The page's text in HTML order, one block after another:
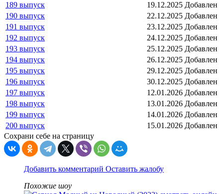
189 выпуск
19.12.2025 Добавлен
190 выпуск
22.12.2025 Добавлен
191 выпуск
23.12.2025 Добавлен
192 выпуск
24.12.2025 Добавлен
193 выпуск
25.12.2025 Добавлен
194 выпуск
26.12.2025 Добавлен
195 выпуск
29.12.2025 Добавлен
196 выпуск
30.12.2025 Добавлен
197 выпуск
12.01.2026 Добавлен
198 выпуск
13.01.2026 Добавлен
199 выпуск
14.01.2026 Добавлен
200 выпуск
15.01.2026 Добавлен
Сохрани себе на страницу
Добавить комментарий Оставить жалобу
Похожие шоу